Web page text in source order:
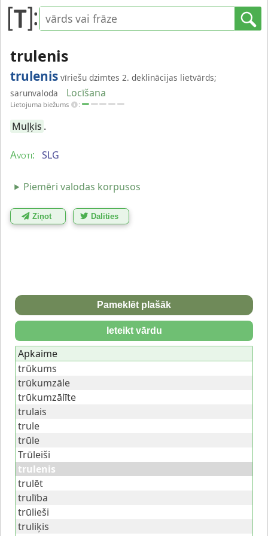
trulenis
trulenis vīriešu dzimtes 2. deklinācijas lietvārds;
sarunvaloda
Locīšana
Lietojuma biežums :
Muļķis .
Avoti: SLG
Piemēri valodas korpusos
Ziņot Dalīties
Pameklēt plašāk
Ieteikt vārdu
Apkaime
trūkums
trūkumzāle
trūkumzālīte
trulais
trule
trūle
Trūleiši
trulenis
trulēt
trulība
trūlieši
truliķis